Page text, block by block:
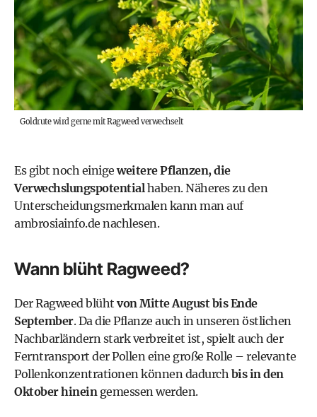
Goldrute wird gerne mit Ragweed verwechselt
Es gibt noch einigeweitere Pflanzen, die
Verwechslungspotentialhaben. Näheres zu den
Unterscheidungsmerkmalen kann man auf
ambrosiainfo.de nachlesen.
Wann blüht Ragweed?
Der Ragweed blüht von Mitte August bis Ende
September. Da die Pflanze auch in unseren östlichen
Nachbarländern stark verbreitet ist, spielt auch der
Ferntransport der Pollen eine große Rolle – relevante
Pollenkonzentrationen können dadurch bis in den
Oktober hineingemessen werden.